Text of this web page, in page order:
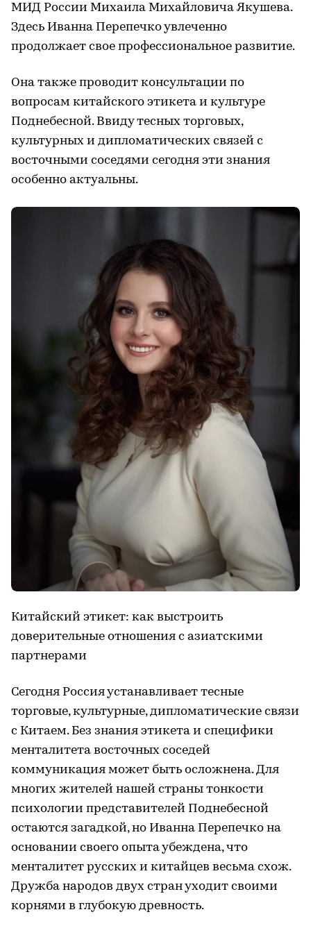
МИД России Михаила Михайловича Якушева.
Здесь Иванна Перепечко увлеченно
продолжает свое профессиональное развитие.
Она также проводит консультации по
вопросам китайского этикета и культуре
Поднебесной. Ввиду тесных торговых,
культурных и дипломатических связей с
восточными соседями сегодня эти знания
особенно актуальны.
Китайский этикет: как выстроить
доверительные отношения с азиатскими
партнерами
Сегодня Россия устанавливает тесные
торговые, культурные, дипломатические связи
с Китаем. Без знания этикета и специфики
менталитета восточных соседей
коммуникация может быть осложнена. Для
многих жителей нашей страны тонкости
психологии представителей Поднебесной
остаются загадкой, но Иванна Перепечко на
основании своего опыта убеждена, что
менталитет русских и китайцев весьма схож.
Дружба народов двух стран уходит своими
корнями в глубокую древность.